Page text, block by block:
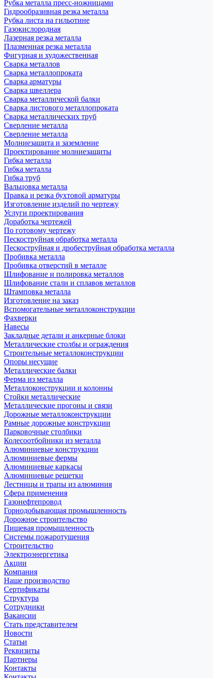
Рубка металла пресс-ножницами
Гидрообразивная резка металла
Рубка листа на гильотине
Газокислородная
Лазерная резка металла
Плазменная резка металла
Фигурная и художественная
Сварка металлов
Сварка металлопроката
Сварка арматуры
Сварка швеллера
Сварка металлической балки
Сварка листового металлопроката
Сварка металлических труб
Сверление металла
Сверление металла
Молниезащита и заземление
Проектирование молниезащиты
Гибка металла
Гибка металла
Гибка труб
Вальцовка металла
Правка и резка бухтовой арматуры
Изготовление изделий по чертежу
Услуги проектирования
Доработка чертежей
По готовому чертежу
Пескоструйная обработка металла
Пескоструйная и дробеструйная обработка металла
Пробивка металла
Пробивка отверстий в металле
Шлифование и полировка металлов
Шлифование стали и сплавов металлов
Штамповка металла
Изготовление на заказ
Вспомогательные металлоконструкции
Фахверки
Навесы
Закладные детали и анкерные блоки
Металлические столбы и ограждения
Строительные металлоконструкции
Опоры несущие
Металлические балки
Ферма из металла
Металлоконструкции и колонны
Стойки металлические
Металлические прогоны и связи
Дорожные металлоконструкции
Рамные дорожные конструкции
Парковочные столбики
Колесоотбойники из металла
Алюминиевые конструкции
Алюминиевые фермы
Алюминиевые каркасы
Алюминиевые решетки
Лестницы и трапы из алюминия
Сфера применения
Газонефтепровод
Горнодобывающая промышленность
Дорожное строительство
Пищевая промышленность
Системы пожаротушения
Строительство
Электроэнергетика
Акции
Компания
Наше производство
Сертификаты
Структура
Сотрудники
Вакансии
Стать представителем
Новости
Статьи
Реквизиты
Партнеры
Контакты